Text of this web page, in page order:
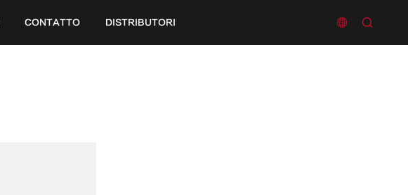
CONTATTO DISTRIBUTORI  